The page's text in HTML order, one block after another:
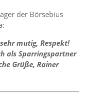
der Börsebius
mutig, Respekt!
als Sparringspartner
Grüße, Rainer